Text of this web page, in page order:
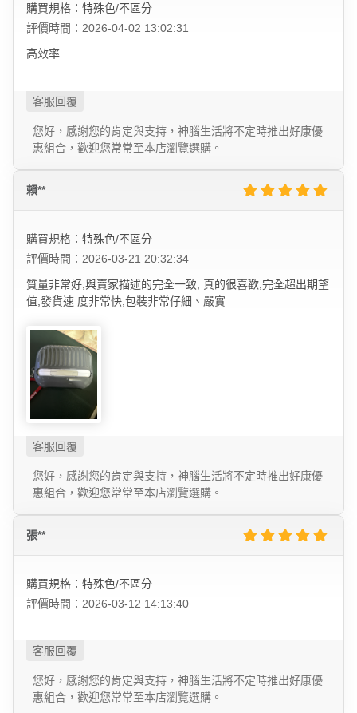
購買規格：特殊色/不區分
評價時間：2026-04-02 13:02:31
高效率
您好，感謝您的肯定與支持，神腦生活將不定時推出好康優
惠組合，歡迎您常常至本店瀏覽選購。
賴**
購買規格：特殊色/不區分
評價時間：2026-03-21 20:32:34
質量非常好,與賣家描述的完全一致, 真的很喜歡,完全超出期望
值,發貨速 度非常快,包裝非常仔細、嚴實
您好，感謝您的肯定與支持，神腦生活將不定時推出好康優
惠組合，歡迎您常常至本店瀏覽選購。
張**
購買規格：特殊色/不區分
評價時間：2026-03-12 14:13:40
您好，感謝您的肯定與支持，神腦生活將不定時推出好康優
惠組合，歡迎您常常至本店瀏覽選購。